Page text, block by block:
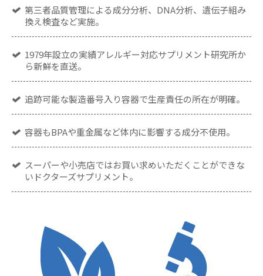
第三者品質管理による成分分析、DNA分析、遺伝子組み
換え検査など実施。
1979年設立の実績アレルギー対応サプリメント研究所か
ら新鮮を直送。
追跡可能な製造番号入り容器で生産責任の所在が明確。
容器もBPAや重金属など体内に影響する成分不使用。
スーパーや小売店ではお買い求めいただくことができな
いドクターズサプリメント。